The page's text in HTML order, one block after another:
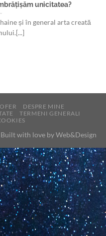
unicitatea?
și în general arta creată
DESPRE MINE
TERMENI GENERALI
Built with love byWeb&Design